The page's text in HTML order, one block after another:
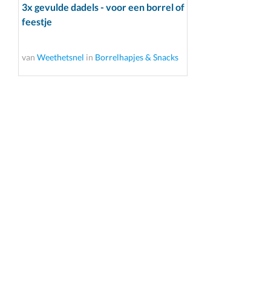
3x gevulde dadels - voor een borrel of
feestje
van Weethetsnel in Borrelhapjes & Snacks